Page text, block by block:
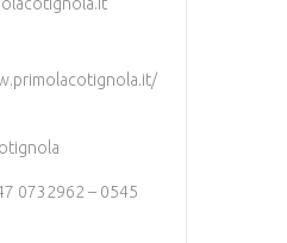
0732962 – 0545